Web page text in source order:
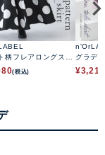
柄フレアロングスカ
(税込)
グラデ
カート
¥3,213